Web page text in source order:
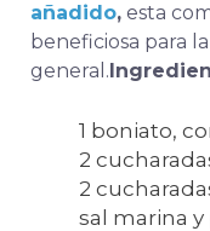
añadido, esta
beneficiosa para
general.
1 boniato,
2
2
sal marina